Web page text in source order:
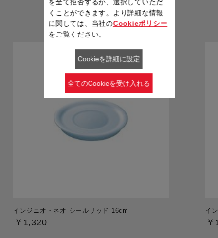
関連製品
RELATED ITEM
インジニオ・ネオ シールリッド 16cm
￥1,320
イ
を全て拒否するか、選択していただ
くことができます。より詳細な情報
に関しては、当社のCookieポリシー
をご覧ください。
Cookieを詳細に設定
全てのCookieを受け入れる